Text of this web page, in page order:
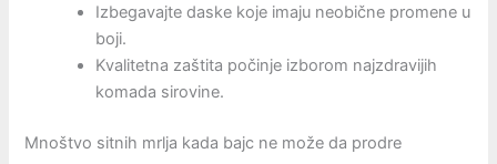
Izbegavajte daske koje imaju neobične promene u
boji.
Kvalitetna zaštita počinje izborom najzdravijih
komada sirovine.
Mnoštvo sitnih mrlja kada bajc ne može da prodre